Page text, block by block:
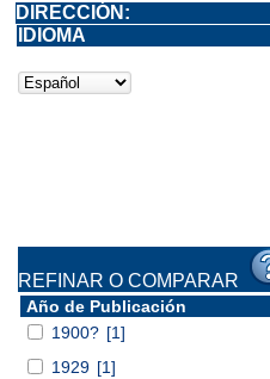
DIRECCIÓN:
IDIOMA
REFINAR O COMPARAR
Año de Publicación
1900? [1]
1929 [1]